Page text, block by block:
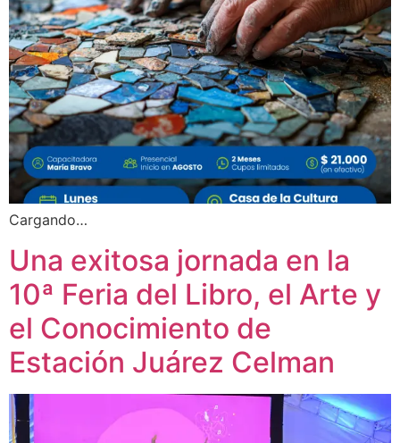
Cargando…
Una exitosa jornada en la
10ª Feria del Libro, el Arte y
el Conocimiento de
Estación Juárez Celman